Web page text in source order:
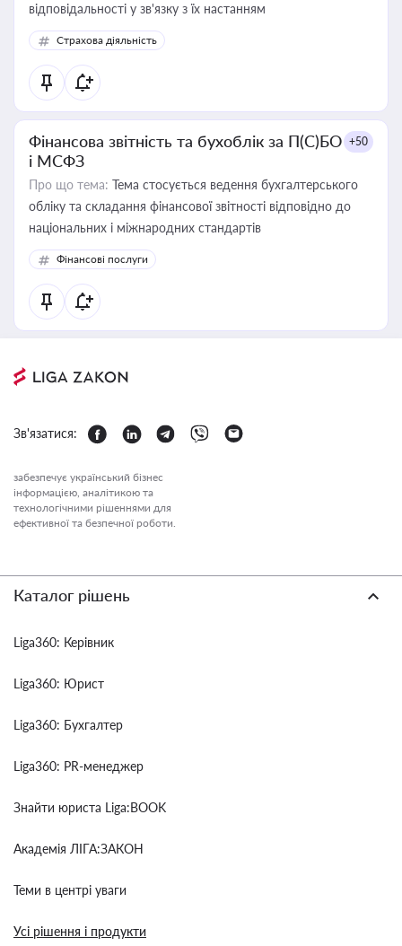
відповідальності у зв'язку з їх настанням
Страхова діяльність
Фінансова звітність та бухоблік за П(С)БО
і МСФЗ
+50
Про що тема: Тема стосується ведення бухгалтерського
обліку та складання фінансової звітності відповідно до
національних і міжнародних стандартів
Фінансові послуги
Зв'язатися:
забезпечує український бізнес
інформацією, аналітикою та
технологічними рішеннями для
ефективної та безпечної роботи.
Каталог рішень
Liga360: Керівник
Liga360: Юрист
Liga360: Бухгалтер
Liga360: PR-менеджер
Знайти юриста Liga:BOOK
Академія ЛІГА:ЗАКОН
Теми в центрі уваги
Усі рішення і продукти